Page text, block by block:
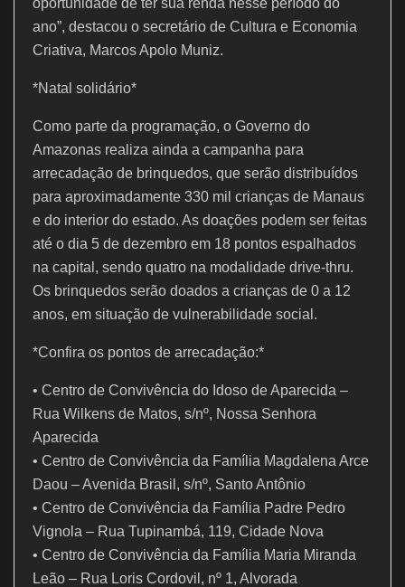
ano”, destacou o secretário de Cultura e Economia
Criativa, Marcos Apolo Muniz.
*Natal solidário*
Como parte da programação, o Governo do
Amazonas realiza ainda a campanha para
arrecadação de brinquedos, que serão distribuídos
para aproximadamente 330 mil crianças de Manaus
e do interior do estado. As doações podem ser feitas
até o dia 5 de dezembro em 18 pontos espalhados
na capital, sendo quatro na modalidade drive-thru.
Os brinquedos serão doados a crianças de 0 a 12
anos, em situação de vulnerabilidade social.
*Confira os pontos de arrecadação:*
• Centro de Convivência do Idoso de Aparecida –
Rua Wilkens de Matos, s/nº, Nossa Senhora
Aparecida
• Centro de Convivência da Família Magdalena Arce
Daou – Avenida Brasil, s/nº, Santo Antônio
• Centro de Convivência da Família Padre Pedro
Vignola – Rua Tupinambá, 119, Cidade Nova
• Centro de Convivência da Família Maria Miranda
Leão – Rua Loris Cordovil, nº 1, Alvorada